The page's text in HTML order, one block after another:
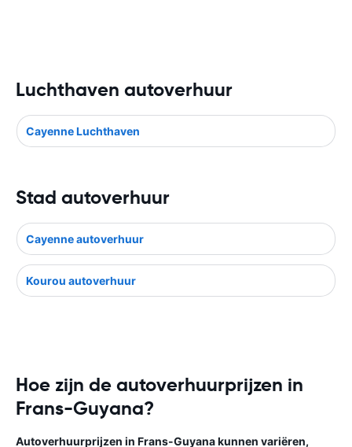
Luchthaven autoverhuur
Cayenne Luchthaven
Stad autoverhuur
Cayenne autoverhuur
Kourou autoverhuur
Hoe zijn de autoverhuurprijzen in
Frans-Guyana?
Autoverhuurprijzen in Frans-Guyana kunnen variëren,